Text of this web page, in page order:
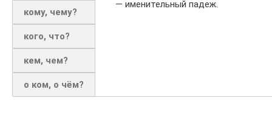
кому, чему?
кого, что?
кем, чем?
о ком, о чём?
— именительный падеж.